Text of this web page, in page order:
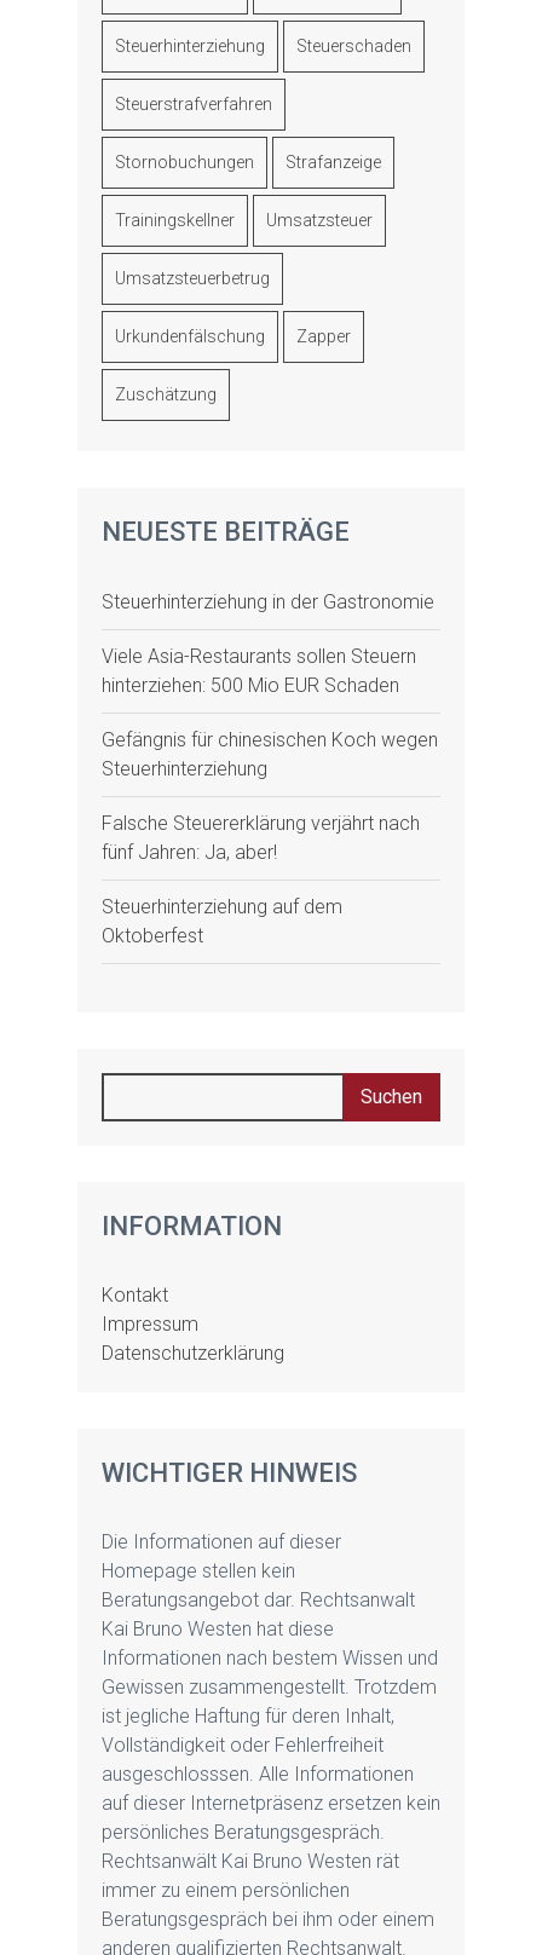
Steuerhinterziehung Steuerschaden
Steuerstrafverfahren
Stornobuchungen Strafanzeige
Trainingskellner Umsatzsteuer
Umsatzsteuerbetrug
Urkundenfälschung Zapper
Zuschätzung
NEUESTE BEITRÄGE
Steuerhinterziehung in der Gastronomie
Viele Asia-Restaurants sollen Steuern
hinterziehen: 500 Mio EUR Schaden
Gefängnis für chinesischen Koch wegen
Steuerhinterziehung
Falsche Steuererklärung verjährt nach
fünf Jahren: Ja, aber!
Steuerhinterziehung auf dem
Oktoberfest
INFORMATION
Kontakt
Impressum
Datenschutzerklärung
WICHTIGER HINWEIS
Die Informationen auf dieser
Homepage stellen kein
Beratungsangebot dar. Rechtsanwalt
Kai Bruno Westen hat diese
Informationen nach bestem Wissen und
Gewissen zusammengestellt. Trotzdem
ist jegliche Haftung für deren Inhalt,
Vollständigkeit oder Fehlerfreiheit
ausgeschlosssen. Alle Informationen
auf dieser Internetpräsenz ersetzen kein
persönliches Beratungsgespräch.
Rechtsanwält Kai Bruno Westen rät
immer zu einem persönlichen
Beratungsgespräch bei ihm oder einem
anderen qualifizierten Rechtsanwalt.